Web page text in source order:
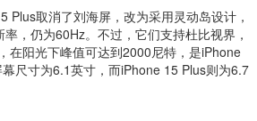
取消了刘海屏，改为采用灵动岛设计，
，仍为60Hz。不过，它们支持杜比视界，
在阳光下峰值可达到2000尼特，是iPhone
尺寸为6.1英寸，而iPhone 15 Plus则为6.7